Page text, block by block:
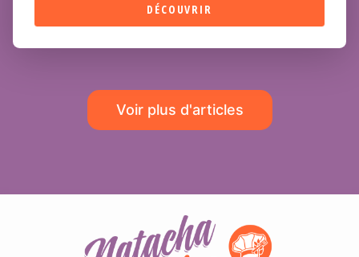
DÉCOUVRIR
Voir plus d'articles